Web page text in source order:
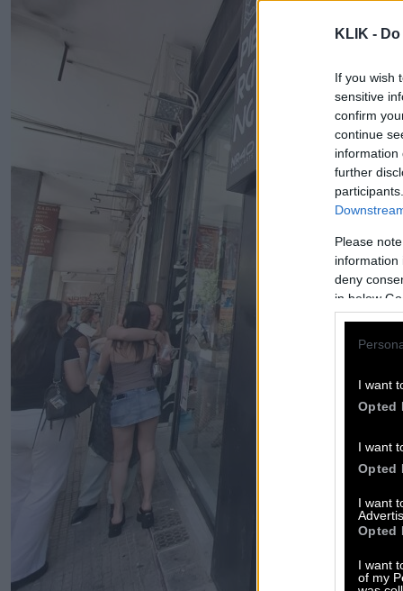
KLIK -
If you wish
sensitive
confirm
continue
information
further
Please
information
deny
in below
I want
Opted
I want
Opted
I want
Opted
I want
of my